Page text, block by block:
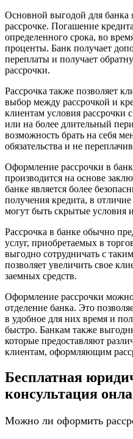
Основной выгодой для банка
рассрочке. Погашение
определенного срока, во
проценты. Банк получает
переплаты и получает
рассрочки.
Рассрочка также позволяет
выбор между рассрочкой и
клиентам условия рассрочки
или на более длительный
возможность брать на себя
обязательства и не
Оформление рассрочки в
производится на основе
банке является более
получения кредита, в
могут быть скрытые условия
Рассрочка в банке обычно
услуг, приобретаемых в
выгодно сотрудничать с
позволяет увеличить свое
заемных средств.
Оформление рассрочки
отделение банка. Это
в удобное для них время и
быстро. Банкам также
которые предоставляют
клиентам, оформляющим
Бесплатная
консультация
Можно ли оформить